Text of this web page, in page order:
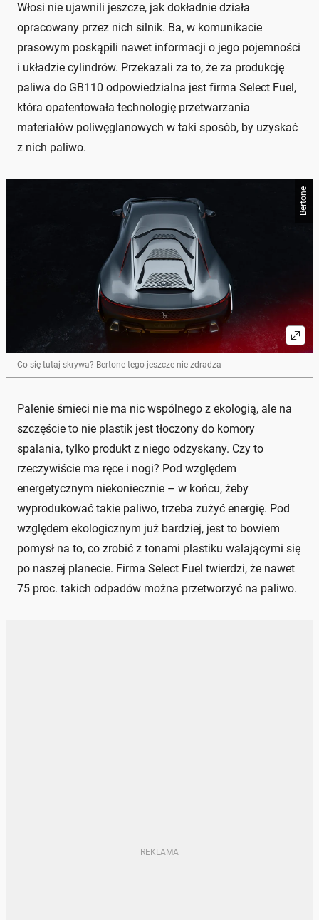
Włosi nie ujawnili jeszcze, jak dokładnie działa
opracowany przez nich silnik. Ba, w komunikacie
prasowym poskąpili nawet informacji o jego pojemności
i układzie cylindrów. Przekazali za to, że za produkcję
paliwa do GB110 odpowiedzialna jest firma Select Fuel,
która opatentowała technologię przetwarzania
materiałów poliwęglanowych w taki sposób, by uzyskać
z nich paliwo.
Bertone
Co się tutaj skrywa? Bertone tego jeszcze nie zdradza
Palenie śmieci nie ma nic wspólnego z ekologią, ale na
szczęście to nie plastik jest tłoczony do komory
spalania, tylko produkt z niego odzyskany. Czy to
rzeczywiście ma ręce i nogi? Pod względem
energetycznym niekoniecznie – w końcu, żeby
wyprodukować takie paliwo, trzeba zużyć energię. Pod
względem ekologicznym już bardziej, jest to bowiem
pomysł na to, co zrobić z tonami plastiku walającymi się
po naszej planecie. Firma Select Fuel twierdzi, że nawet
75 proc. takich odpadów można przetworzyć na paliwo.